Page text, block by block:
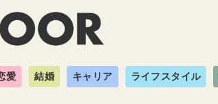
愛 結婚 キャリア ライフスタイル